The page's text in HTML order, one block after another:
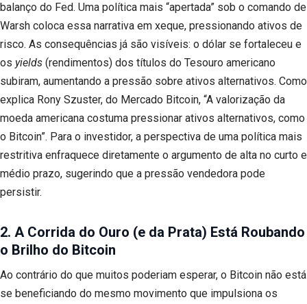
balanço do Fed. Uma política mais “apertada” sob o comando de
Warsh coloca essa narrativa em xeque, pressionando ativos de
risco. As consequências já são visíveis: o dólar se fortaleceu e
os yields (rendimentos) dos títulos do Tesouro americano
subiram, aumentando a pressão sobre ativos alternativos. Como
explica Rony Szuster, do Mercado Bitcoin, “A valorização da
moeda americana costuma pressionar ativos alternativos, como
o Bitcoin”. Para o investidor, a perspectiva de uma política mais
restritiva enfraquece diretamente o argumento de alta no curto e
médio prazo, sugerindo que a pressão vendedora pode
persistir.
2. A Corrida do Ouro (e da Prata) Está Roubando
o Brilho do Bitcoin
Ao contrário do que muitos poderiam esperar, o Bitcoin não está
se beneficiando do mesmo movimento que impulsiona os